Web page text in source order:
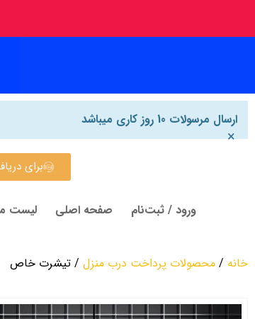
ارسال مرسولات 10 روز کاری میباشد
×
برای
ورود / ثبت‌نام صفحه اصلی لیست
خانه / محصولات پرداخت درب منزل / تیشرت خاص